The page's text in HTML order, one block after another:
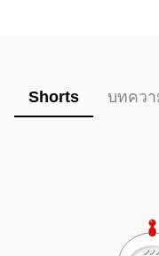
Shorts บทควา